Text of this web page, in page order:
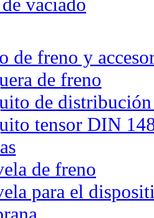
de freno y
de freno
de
tensor DIN
de freno
para el